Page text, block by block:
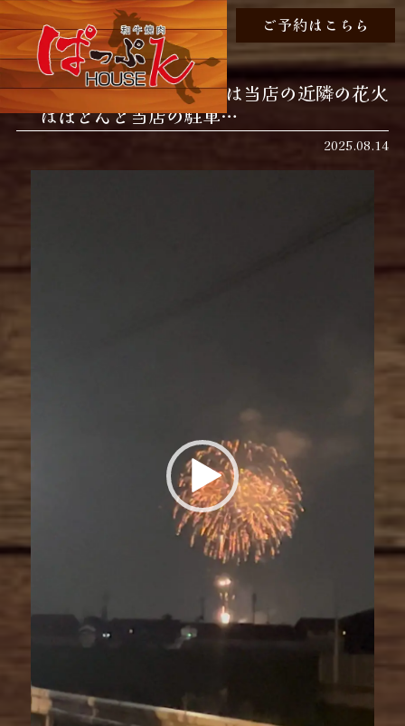
ご予約はこちら
夏の風物詩の花火！ 実は当店の近隣の花火
はほとんど当店の駐車…
2025.08.14